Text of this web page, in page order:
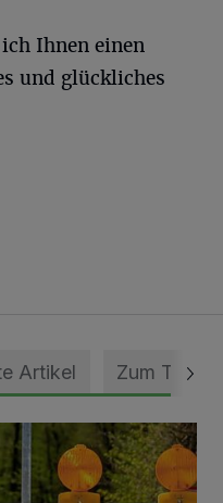
Ihnen einen
und glückliches
Artikel Zum Thema
Kapellen